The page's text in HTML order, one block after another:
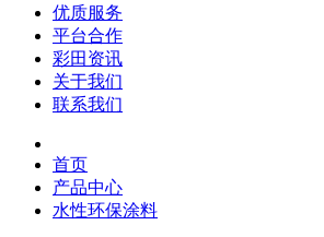
优质服务
平台合作
彩田资讯
关于我们
联系我们
首页
产品中心
水性环保涂料